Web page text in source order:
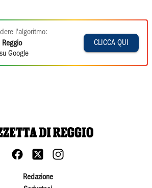
l'algoritmo:
Reggio
Google
CLICCA QUI
Redazione